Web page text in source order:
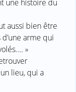
une histoire du
aussi bien être
arme qui
»
lieu, qui a